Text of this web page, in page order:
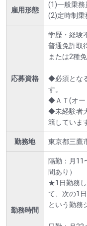
雇用形態
(1)一般乗務
(2)定時制乗
応募資格
学歴・経験
普通免許取
または2種
◆必須とな
す。
◆ＡＴ(オー
◆未経験者
籍していま
勤務地 東京都三鷹
勤務時間
隔勤：月
間あり）
★1日勤務し
て、次の1
という勤務